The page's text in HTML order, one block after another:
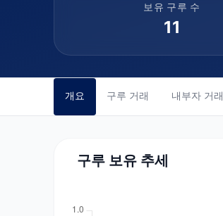
보유 구루 수
11
개요 구루 거래 내부자 거래
구루 보유 추세